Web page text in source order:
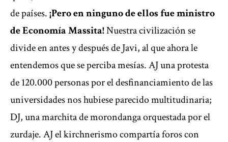
de países.¡Pero en ninguno de ellos fue ministro
de Economía Massita!Nuestra civilización se
divide en antes y después de Javi, al que ahora le
entendemos que se perciba mesías. AJ una protesta
de 120.000 personas por el desfinanciamiento de las
universidades nos hubiese parecido multitudinaria;
DJ, una marchita de morondanga orquestada por el
zurdaje. AJ el kirchnerismo compartía foros con